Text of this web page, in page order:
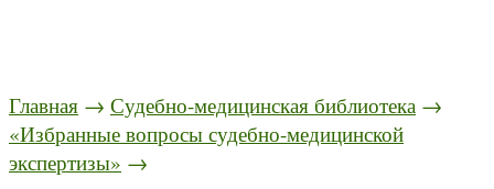
Главная → Судебно-медицинская библиотека →
«Избранные вопросы судебно-медицинской
экспертизы» →